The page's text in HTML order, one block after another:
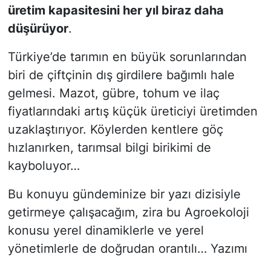
üretim kapasitesini her yıl biraz daha
düşürüyor.
Türkiye’de tarımın en büyük sorunlarından
biri de çiftçinin dış girdilere bağımlı hale
gelmesi. Mazot, gübre, tohum ve ilaç
fiyatlarındaki artış küçük üreticiyi üretimden
uzaklaştırıyor. Köylerden kentlere göç
hızlanırken, tarımsal bilgi birikimi de
kayboluyor…
Bu konuyu gündeminize bir yazı dizisiyle
getirmeye çalışacağım, zira bu Agroekoloji
konusu yerel dinamiklerle ve yerel
yönetimlerle de doğrudan orantılı… Yazımı